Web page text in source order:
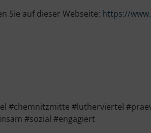
Sie auf dieser Webseite: https://
#chemnitzmitte #lutherviertel
#sozial #engagiert